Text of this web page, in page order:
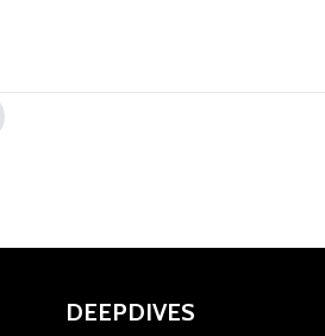
DEEPDIVES